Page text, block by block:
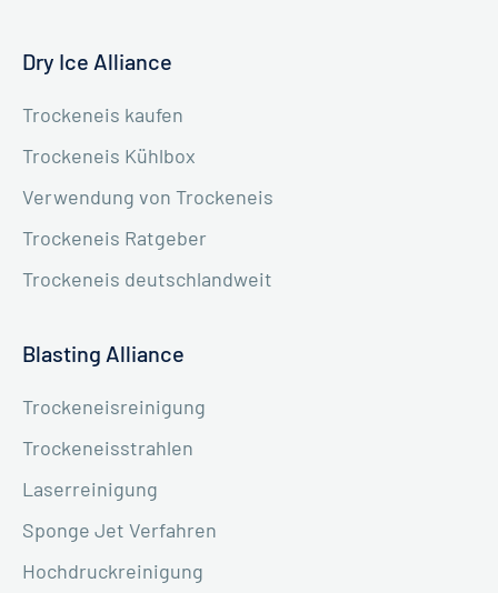
Dry Ice Alliance
Trockeneis kaufen
Trockeneis Kühlbox
Verwendung von Trockeneis
Trockeneis Ratgeber
Trockeneis deutschlandweit
Blasting Alliance
Trockeneisreinigung
Trockeneisstrahlen
Laserreinigung
Sponge Jet Verfahren
Hochdruckreinigung